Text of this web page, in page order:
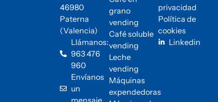
46980
Paterna
(Valencia)
Llámanos:
963 476
960
Envíanos
un
mensaje
grano
vending
Café soluble
vending
Leche
vending
Máquinas
expendedoras
privacidad
Política de
cookies
Linkedin